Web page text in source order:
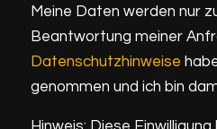
Meine Daten werden nur
Beantwortung meiner
Datenschutzhinweise
genommen und ich bin